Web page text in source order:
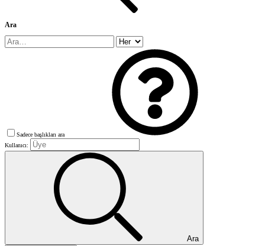
Ara
Sadece başlıkları ara
Kullanıcı:
Ara